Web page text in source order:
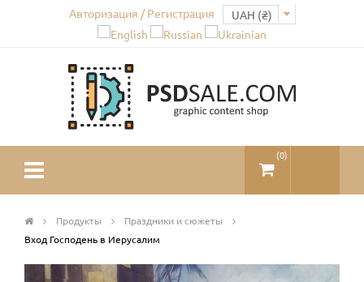
Авторизация / Регистрация
(0)
Продукты
Праздники и сюжеты
Вход Господень в Иерусалим